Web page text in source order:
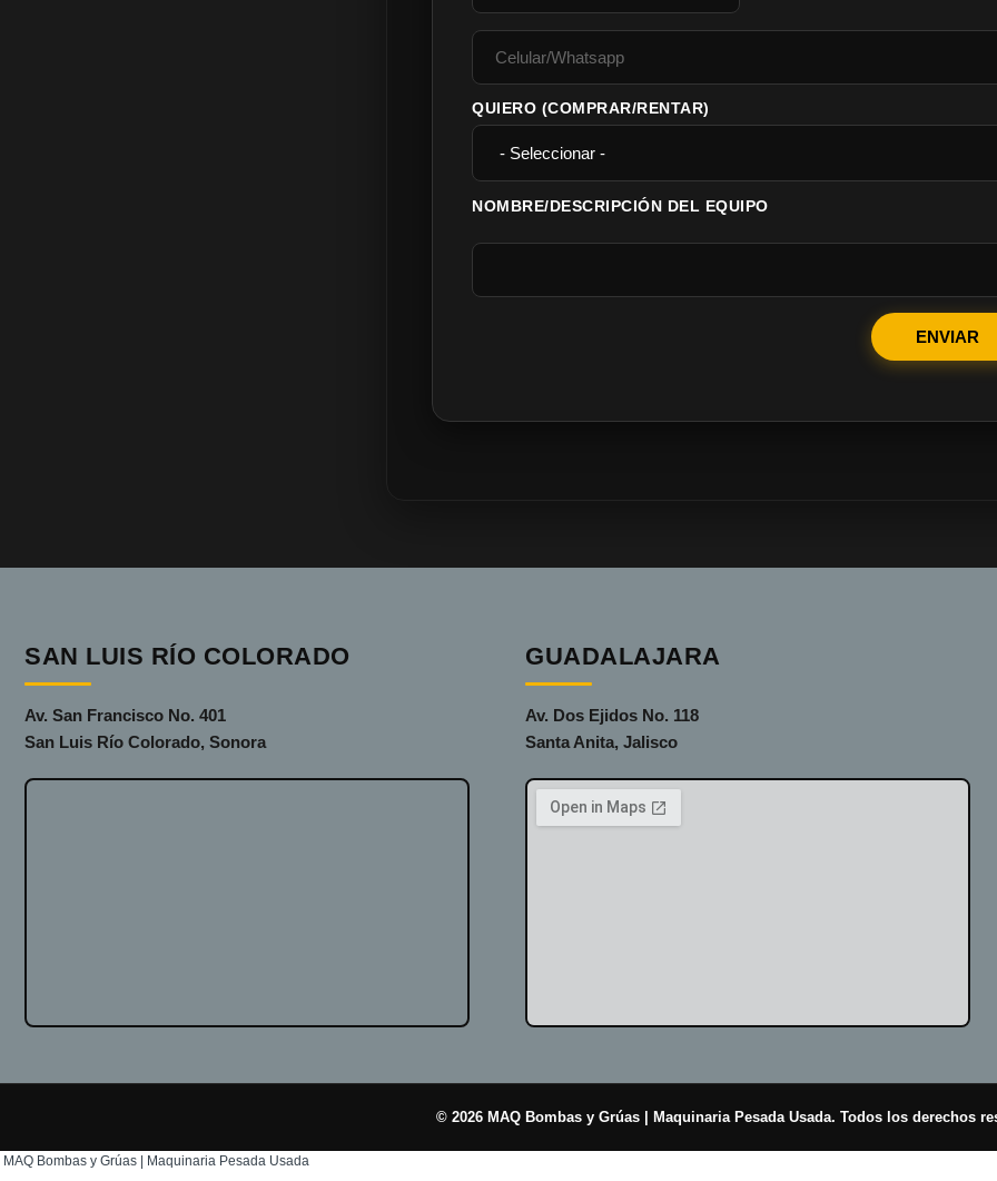
QUIERO (COMPRAR/RENTAR)
NOMBRE/DESCRIPCIÓN DEL EQUIPO
ENVIAR
SAN LUIS RÍO COLORADO
Av. San Francisco No. 401
San Luis Río Colorado, Sonora
GUADALAJARA
Av. Dos Ejidos No. 118
Santa Anita, Jalisco
© 2026 MAQ Bombas y Grúas | Maquinaria Pesada Usada. Todos los derechos
MAQ Bombas y Grúas | Maquinaria Pesada Usada